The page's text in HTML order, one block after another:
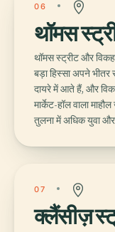
06
थॉमस
थॉमस स्ट्रीट और
बड़ा हिस्सा अपने
दायरे में आते हैं, और
मार्केट-हॉल वाला
तुलना में अधिक युवा
07
क्लैंसीज़